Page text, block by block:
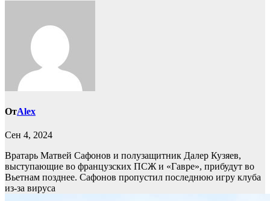
ОтAlex
Сен 4, 2024
Вратарь Матвей Сафонов и полузащитник Далер Кузяев,
выступающие во французских ПСЖ и «Гавре», прибудут во
Вьетнам позднее. Сафонов пропустил последнюю игру клуба
из-за вируса